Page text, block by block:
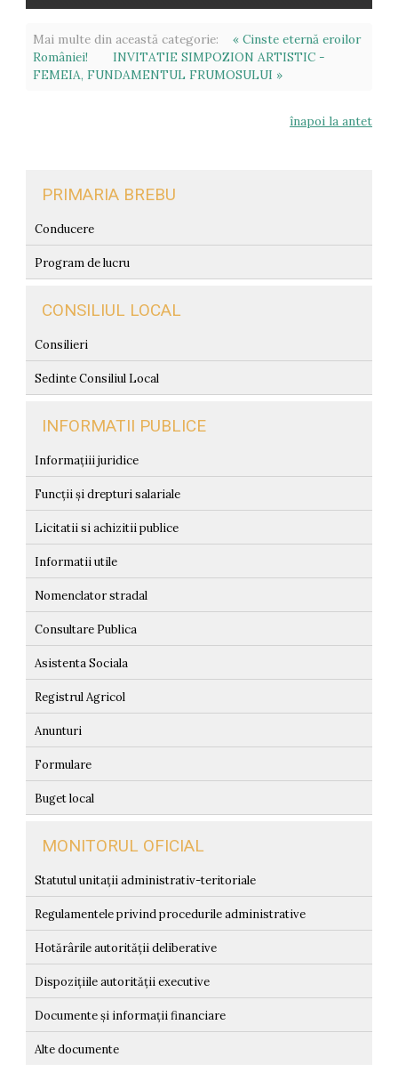
Mai multe din această categorie:
« Cinste eternă eroilor
României!
INVITATIE SIMPOZION ARTISTIC -
FEMEIA, FUNDAMENTUL FRUMOSULUI »
înapoi la antet
PRIMARIA BREBU
Conducere
Program de lucru
CONSILIUL LOCAL
Consilieri
Sedinte Consiliul Local
INFORMATII PUBLICE
Informațiii juridice
Funcții și drepturi salariale
Licitatii si achizitii publice
Informatii utile
Nomenclator stradal
Consultare Publica
Asistenta Sociala
Registrul Agricol
Anunturi
Formulare
Buget local
MONITORUL OFICIAL
Statutul unitații administrativ-teritoriale
Regulamentele privind procedurile administrative
Hotărârile autorității deliberative
Dispozițiile autorității executive
Documente și informații financiare
Alte documente